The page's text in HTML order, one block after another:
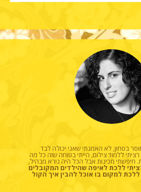
בטחון, לא האמנתי שאני יכולה לבד
ללמוד צילום, הייתי בטוחה שזה כל מה
חיפשתי מכינות אבל הכל היה נורא מבהיל,
ללכת לאיפה שהילדים המקובלים
למקום בו אוכל להבין איך הקול